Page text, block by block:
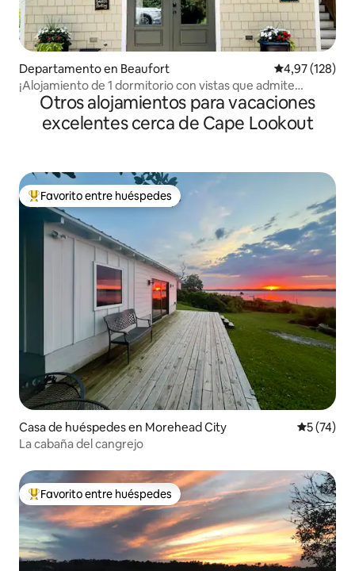
Departamento en Beaufort Calificación
4,97 (128)
¡Alojamiento de 1 dormitorio con vistas que admite
mascotas!
Otros alojamientos para vacaciones
excelentes cerca de Cape Lookout
Favorito entre los huéspedes más destacados
Favorito entre huéspedes
Casa de huéspedes en Morehead City
5 (74)
La cabaña del cangrejo
Favorito entre los huéspedes más destacados
Favorito entre huéspedes